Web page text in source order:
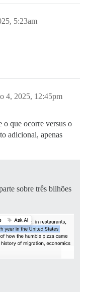
5:23am
4, 2025, 12:45pm
o que ocorre versus o
adicional, apenas
sobre três bilhões